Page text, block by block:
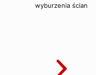
wyburzenia ścian